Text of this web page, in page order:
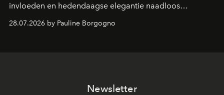
invloeden en hedendaagse elegantie naadloos
28.07.2026 by Pauline Borgogno
Newsletter